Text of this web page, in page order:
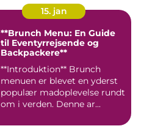
15. jan
**Brunch Menu: En Guide
til Eventyrrejsende og
Backpackere**
**Introduktion** Brunch
menuen er blevet en yderst
populær madoplevelse rundt
om i verden. Denne ar...